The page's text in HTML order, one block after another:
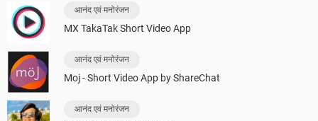
आनंद एवं मनोरंजन
MX TakaTak Short Video App
आनंद एवं मनोरंजन
Moj - Short Video App by ShareChat
आनंद एवं मनोरंजन